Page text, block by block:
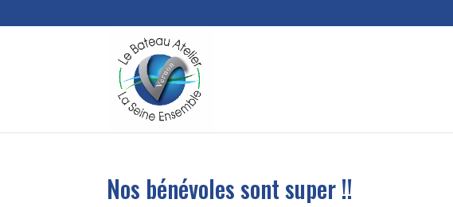
Nos bénévoles sont super !!